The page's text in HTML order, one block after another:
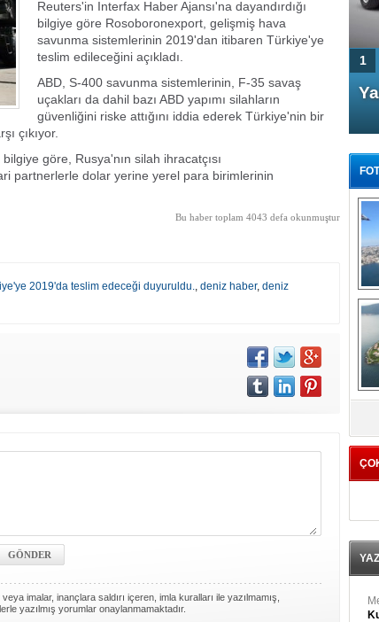
Reuters'in Interfax Haber Ajansı'na dayandırdığı
bilgiye göre Rosoboronexport, gelişmiş hava
savunma sistemlerinin 2019'dan itibaren Türkiye'ye
teslim edileceğini açıkladı.
ABD, S-400 savunma sistemlerinin, F-35 savaş
uçakları da dahil bazı ABD yapımı silahların
güvenliğini riske attığını iddia ederek Türkiye'nin bir
çıkıyor.
göre, Rusya'nın silah ihracatçısı
partnerlerle dolar yerine yerel para birimlerinin
Bu haber toplam 4043 defa okunmuştur
2019'da teslim edeceği duyuruldu., deniz haber, deniz
imalar, inançlara saldırı içeren, imla kuralları ile yazılmamış,
yazılmış yorumlar onaylanmamaktadır.
4 Kapılı AMG GT Coupe
Türkiye'de satışa çıktı
1